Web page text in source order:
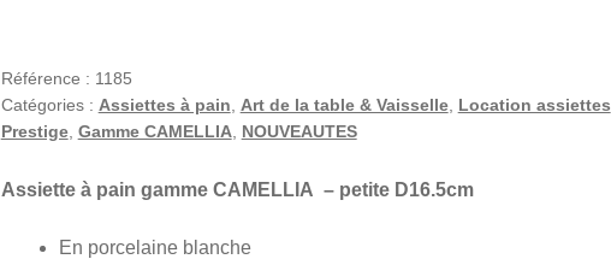
Référence : 1185
Catégories : Assiettes à pain, Art de la table & Vaisselle, Location assiettes
Prestige, Gamme CAMELLIA, NOUVEAUTES
Assiette à pain gamme CAMELLIA – petite D16.5cm
En porcelaine blanche